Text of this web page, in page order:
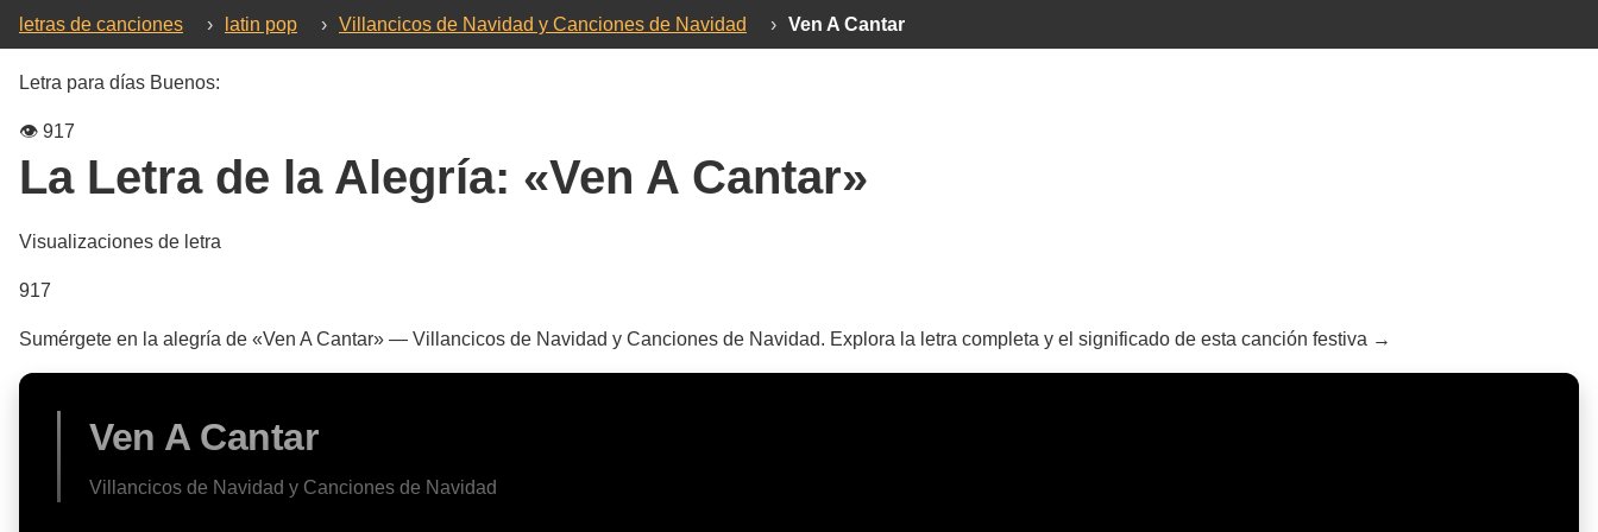
letras de canciones › latin pop › Villancicos de Navidad y Canciones de Navidad › Ven A Cantar
Letra para días Buenos:
👁️ 917
La Letra de la Alegría: «Ven A Cantar»
Visualizaciones de letra
917
Sumérgete en la alegría de «Ven A Cantar» — Villancicos de Navidad y Canciones de Navidad. Explora la letra completa y el significado de esta canción festiva →
Ven A Cantar
Villancicos de Navidad y Canciones de Navidad